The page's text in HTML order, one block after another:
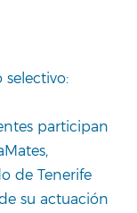
participan
de Tenerife
su actuación